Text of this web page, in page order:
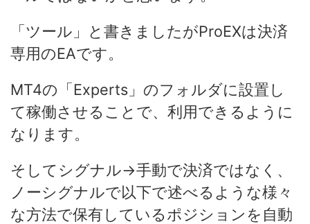
「ツール」と書きましたがProEXは決済
専用のEAです。
MT4の「Experts」のフォルダに設置し
て稼働させることで、利用できるように
なります。
そしてシグナル→手動で決済ではなく、
ノーシグナルで以下で述べるような様々
な方法で保有しているポジションを自動